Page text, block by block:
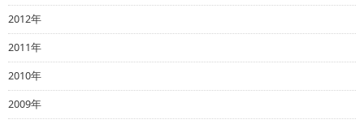
2012年
2011年
2010年
2009年